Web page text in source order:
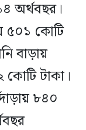
অর্থবছর।
৫০১ কোটি
বাড়ায়
কোটি টাকা।
৮৪০